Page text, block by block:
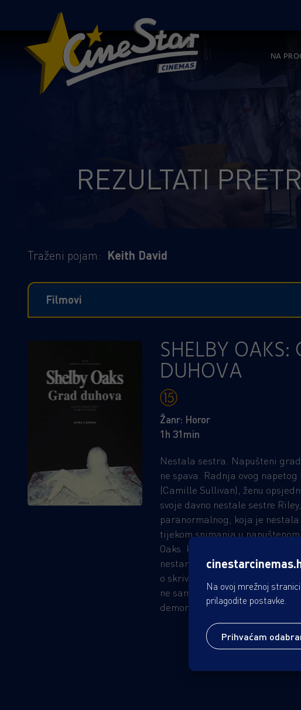
NA
REZULTATI
Traženi pojam: Keith David
Filmovi
SHELBY OAKS:
DUHOVA
Žanr: Horor
1h 31min
Nestala sestra. Napušteni
ne spava. Radnja ovog
(Camille Sullivan), ženu
svoje davno nestale sestre
paranormalnog, koja je
tijekom snimanja u
Oaks. Kako Mia kopa sve dublje
nestanak, otkriva
o skrivenom nadnaravnom zlu.
ne samo s istraživanjem
demonima iz njihova djetinjstva.
Na ovoj mrežnoj
prilagodite postavke.
Prihvaćam